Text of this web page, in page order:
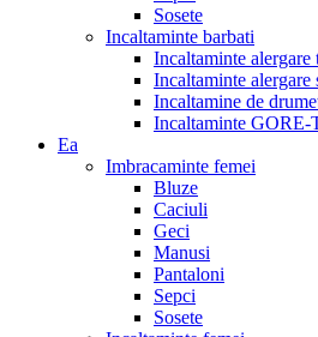
Sosete
Incaltaminte barbati
Incaltaminte alergare
Incaltaminte alergare
Incaltamine de
Incaltaminte GORE-
Ea
Imbracaminte femei
Bluze
Caciuli
Geci
Manusi
Pantaloni
Sepci
Sosete